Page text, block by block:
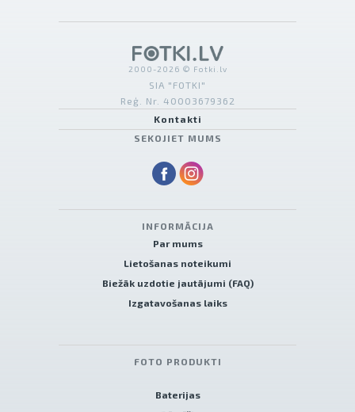
2000-2026 © Fotki.lv
SIA "FOTKI"
Reģ. Nr. 40003679362
Kontakti
SEKOJIET MUMS
INFORMĀCIJA
Par mums
Lietošanas noteikumi
Biežāk uzdotie jautājumi (FAQ)
Izgatavošanas laiks
FOTO PRODUKTI
Baterijas